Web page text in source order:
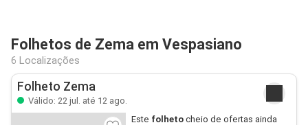
Folhetos de Zema em Vespasiano
6 Localizações
Folheto Zema
Válido: 22 jul. até 12 ago.
Este folhetocheio de ofertas ainda